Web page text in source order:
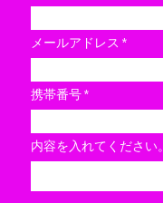
メールアドレス
携帯番号
内容を入れてください。